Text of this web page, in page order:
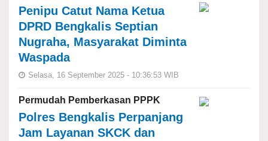
Penipu Catut Nama Ketua
DPRD Bengkalis Septian
Nugraha, Masyarakat Diminta
Waspada
Selasa, 16 September 2025 - 10:36:53 WIB
Permudah Pemberkasan PPPK
Polres Bengkalis Perpanjang
Jam Layanan SKCK dan